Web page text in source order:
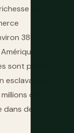
qui
388 000
du
sont passés
de
des